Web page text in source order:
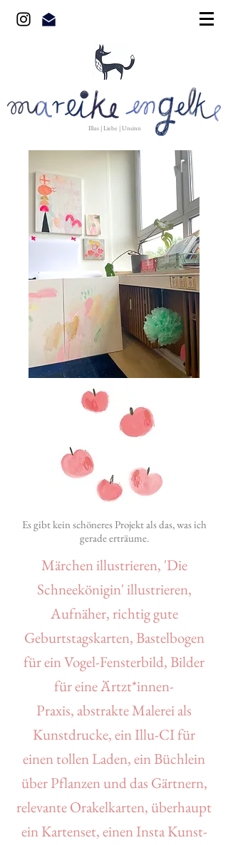
Illus | Liebe | Unsinn
Märchen illustrieren, 'Die
Schneekönigin' illustrieren,
Aufnäher, richtig gute
Geburtstagskarten, Bastelbogen
für ein Vogel-Fensterbild, Bilder
für eine Ärtzt*innen-
Praxis, abstrakte Malerei als
Kunstdrucke, ein Illu-CI für
einentollenLaden, ein Büchlein
über Pflanzen und das Gärtnern,
relevante Orakelkarten, überhaupt
ein Kartenset, einen Insta Kunst-
Es gibt kein schöneres Projekt als das, was ich
gerade erträume.